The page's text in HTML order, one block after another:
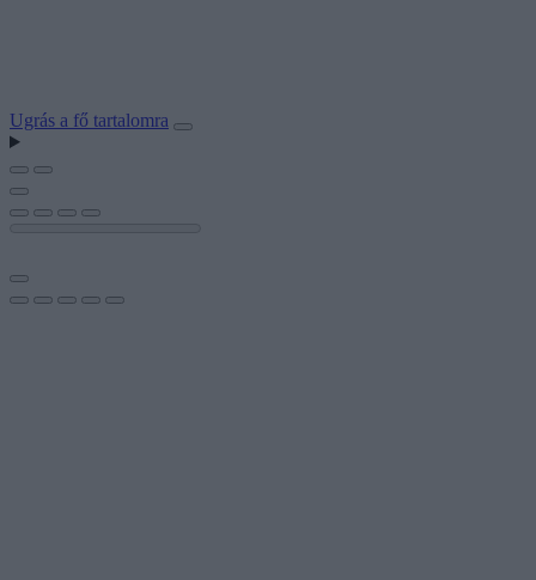
Ugrás a fő tartalomra